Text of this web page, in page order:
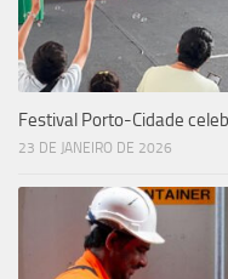
Festival Porto-Cidade
23 DE JANEIRO DE 2026